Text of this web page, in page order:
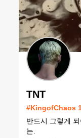
TNT
#KingofChaos
반드시 그렇게
는.